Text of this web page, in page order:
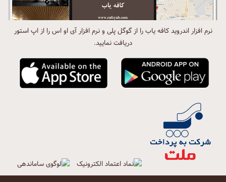
نرم افزار اندروید کافه یاب را از گوگل پلی و نرم افزار آی او اس را از اپ استور
دریافت نمایید.